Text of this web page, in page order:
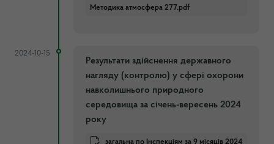
Методика атмосфера 277.pdf
2024-10-15
Результати здійснення державного
нагляду (контролю) у сфері охорони
навколишнього природного
середовища за січень-вересень 2024
року
загальна по Інспекціям за 9 місяців 2024